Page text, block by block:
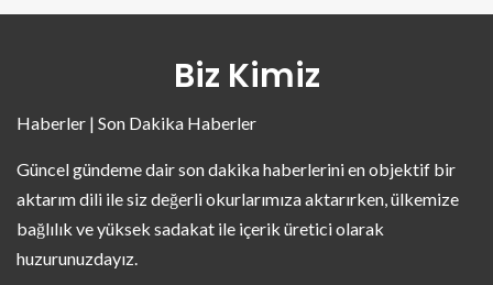
Biz Kimiz
Haberler | Son Dakika Haberler
Güncel gündeme dair son dakika haberlerini en objektif bir
aktarım dili ile siz değerli okurlarımıza aktarırken, ülkemize
bağlılık ve yüksek sadakat ile içerik üretici olarak
huzurunuzdayız.